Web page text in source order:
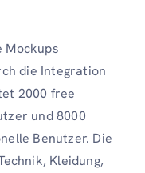
Mockups
die Integration
2000 free
und 8000
Benutzer. Die
Kleidung,